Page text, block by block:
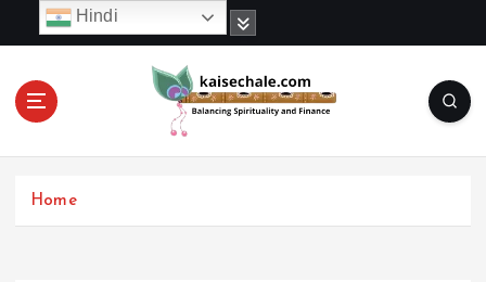
c
Home
Hindi